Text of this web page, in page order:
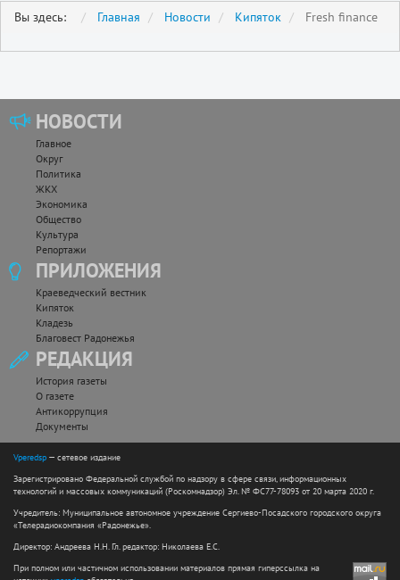
Вы здесь: Главная Новости Кипяток Fresh finance
НОВОСТИ
Главное
Округ
Политика
ЖКХ
Экономика
Общество
Культура
Репортажи
ПРИЛОЖЕНИЯ
Краеведческий вестник
Кипяток
Кладезь
Благовест Радонежья
РЕДАКЦИЯ
История газеты
О газете
Антикоррупция
Документы
Vperedsp — сетевое издание
Зарегистрировано Федеральной службой по надзору в сфере связи, информационных
технологий и массовых коммуникаций (Роскомнадзор) Эл. № ФС77-78093 от 20 марта 2020 г.
Учредитель: Муниципальное автономное учреждение Сергиево-Посадского городского округа
«Телерадиокомпания «Радонежье».
Директор: Андреева Н.Н. Гл. редактор: Николаева Е.С.
При полном или частичном использовании материалов прямая гиперссылка на